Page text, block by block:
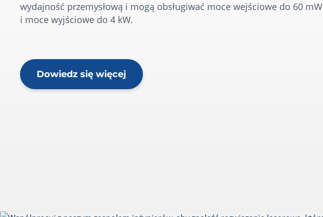
wydajność przemysłową i mogą obsługiwać moce wejściowe do 60 mW
i moce wyjściowe do 4 kW.
Dowiedz się więcej